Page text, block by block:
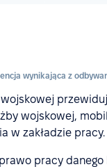
wojskowej,
w zakładzie pracy.
pracy